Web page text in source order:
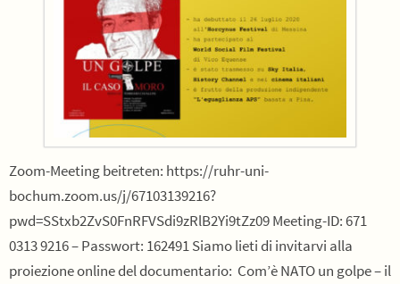
Zoom-Meeting beitreten: https://ruhr-uni-
bochum.zoom.us/j/67103139216?
pwd=SStxb2ZvS0FnRFVSdi9zRlB2Yi9tZz09 Meeting-ID: 671
0313 9216 – Passwort: 162491 Siamo lieti di invitarvi alla
proiezione online del documentario: Com’è NATO un golpe – il